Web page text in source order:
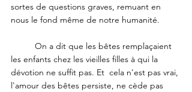
sortes de questions graves, remuant en
nous le fond même de notre humanité.
les enfants chez les vieilles filles à qui la
dévotion ne suffit pas. Et  cela n'est pas vrai,
l'amour des bêtes persiste, ne cède pas